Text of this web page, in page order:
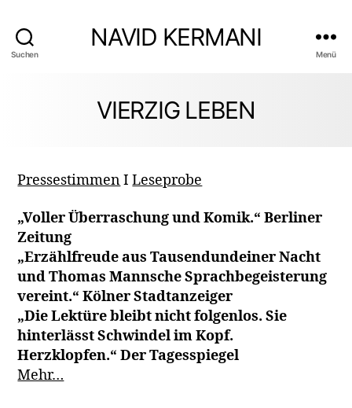
Suchen
NAVID KERMANI
Menü
VIERZIG LEBEN
PressestimmenILeseprobe
„Voller Überraschung und Komik.“ Berliner
Zeitung
„Erzählfreude aus Tausendundeiner Nacht
und Thomas Mannsche Sprachbegeisterung
vereint.“ Kölner Stadtanzeiger
„Die Lektüre bleibt nicht folgenlos. Sie
hinterlässt Schwindel im Kopf.
Herzklopfen.“ Der Tagesspiegel
Mehr…